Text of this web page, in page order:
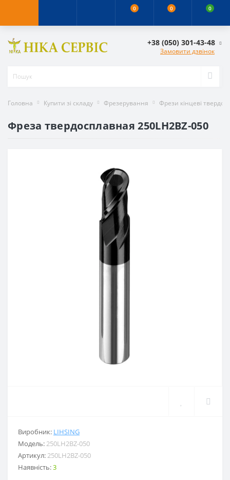
0 0 0
+38 (050) 301-43-48
Замовити дзвінок
Головна Купити зі складу Фрезерування Фрези кінцеві
Фреза твердосплавная 250LH2BZ-050
Виробник: LIHSING
Модель:250LH2BZ-050
Артикул:250LH2BZ-050
Наявність:3